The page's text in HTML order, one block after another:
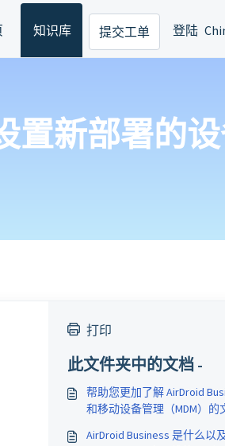
知识库 提交工单 登陆
置新部署的
打印
此文件夹中的文档 -
帮助您更加了解 AirDroid
和移动设备管理（MDM）的
AirDroid Business 是什么以